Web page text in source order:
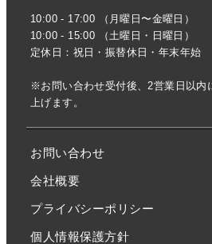
10:00 - 17:00 （月曜日〜金曜日）
10:00 - 15:00 （土曜日・日曜日）
定休日：祝日・振替休日・年末年始
※お問い合わせ受付後、2営業日以内
上げます。
お問い合わせ
会社概要
プライバシーポリシー
個人情報保護方針